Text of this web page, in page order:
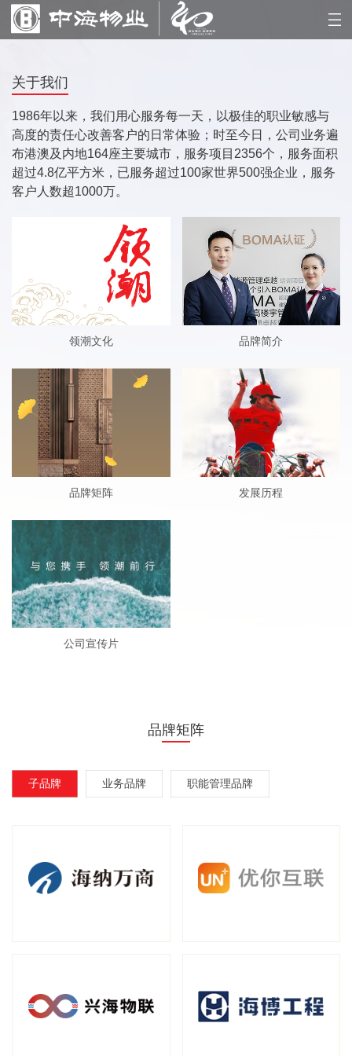
关于我们
1986年以来，我们用心服务每一天，以极佳的职业敏感与
高度的责任心改善客户的日常体验；时至今日，公司业务遍
布港澳及内地164座主要城市，服务项目2356个，服务面积
超过4.8亿平方米，已服务超过100家世界500强企业，服务
客户人数超1000万。
领潮文化 品牌简介
品牌矩阵 发展历程
公司宣传片
品牌矩阵
子品牌 业务品牌 职能管理品牌